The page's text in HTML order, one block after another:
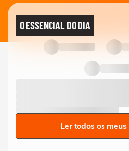
O ESSENCIAL DO DIA
Ler todos os